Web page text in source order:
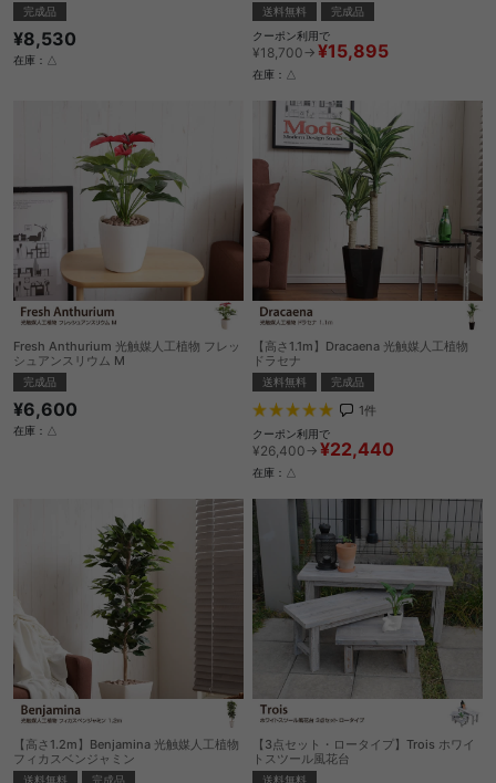
完成品
¥8,530
在庫：△
送料無料
完成品
クーポン利用で
¥18,700→ ¥15,895
在庫：△
Fresh Anthurium 光触媒人工植物 フレッ
シュアンスリウム M
完成品
¥6,600
在庫：△
【高さ1.1m】Dracaena 光触媒人工植物
ドラセナ
送料無料 完成品
1件
クーポン利用で
¥26,400→ ¥22,440
在庫：△
【高さ1.2m】Benjamina 光触媒人工植物
フィカスベンジャミン
送料無料
完成品
【3点セット・ロータイプ】Trois ホワイ
トスツール風花台
送料無料